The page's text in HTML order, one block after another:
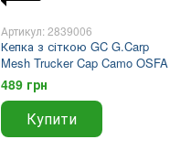
Артикул: 2839006
Кепка з сіткою GC G.Carp
Mesh Trucker Cap Camo OSFA
489 грн
Купити